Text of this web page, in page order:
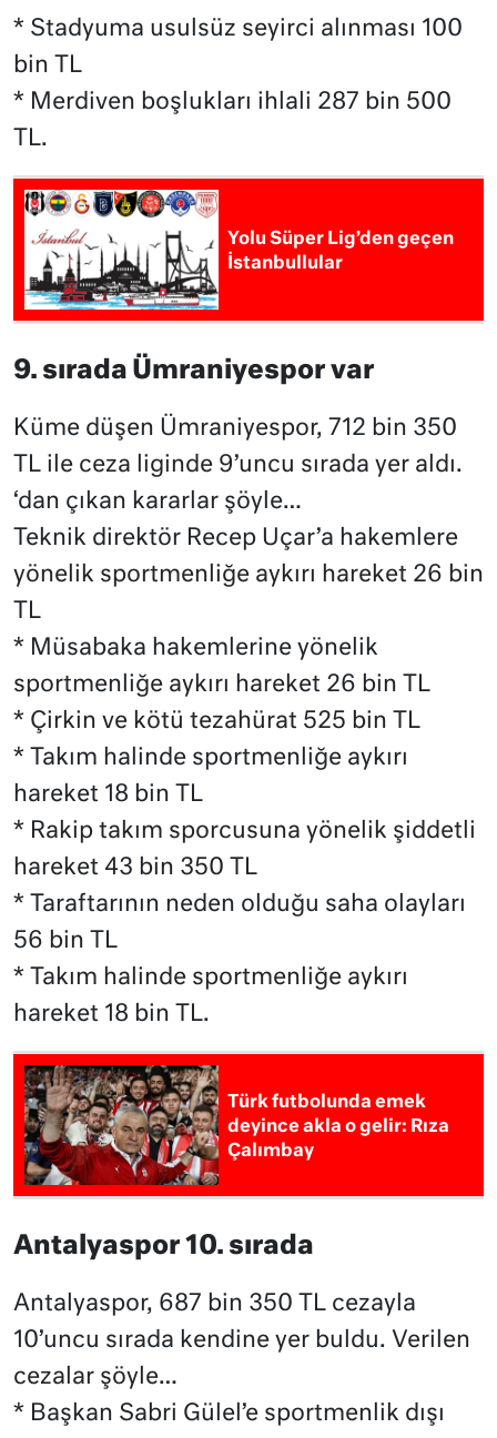
* Stadyuma usulsüz seyirci alınması 100
bin TL
* Merdiven boşlukları ihlali 287 bin 500
TL.
Yolu Süper Lig’den geçen
İstanbullular
9. sırada Ümraniyespor var
Küme düşen Ümraniyespor, 712 bin 350
TL ile ceza liginde 9’uncu sırada yer aldı.
‘dan çıkan kararlar şöyle…
Teknik direktör Recep Uçar’a hakemlere
yönelik sportmenliğe aykırı hareket 26 bin
TL
* Müsabaka hakemlerine yönelik
sportmenliğe aykırı hareket 26 bin TL
* Çirkin ve kötü tezahürat 525 bin TL
* Takım halinde sportmenliğe aykırı
hareket 18 bin TL
* Rakip takım sporcusuna yönelik şiddetli
hareket 43 bin 350 TL
* Taraftarının neden olduğu saha olayları
56 bin TL
* Takım halinde sportmenliğe aykırı
hareket 18 bin TL.
Türk futbolunda emek
deyince akla o gelir: Rıza
Çalımbay
Antalyaspor 10. sırada
Antalyaspor, 687 bin 350 TL cezayla
10’uncu sırada kendine yer buldu. Verilen
cezalar şöyle…
* Başkan Sabri Gülel’e sportmenlik dışı